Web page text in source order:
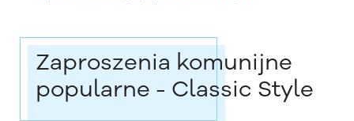
Zaproszenia komunijne
popularne - Classic Style